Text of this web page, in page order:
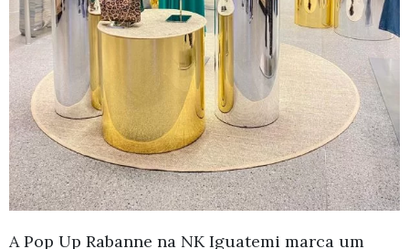
A Pop Up Rabanne na NK Iguatemi marca um